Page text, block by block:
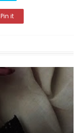
Pin it